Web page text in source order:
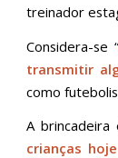
treinador
Considera-se “
transmitir
como
A
crianças